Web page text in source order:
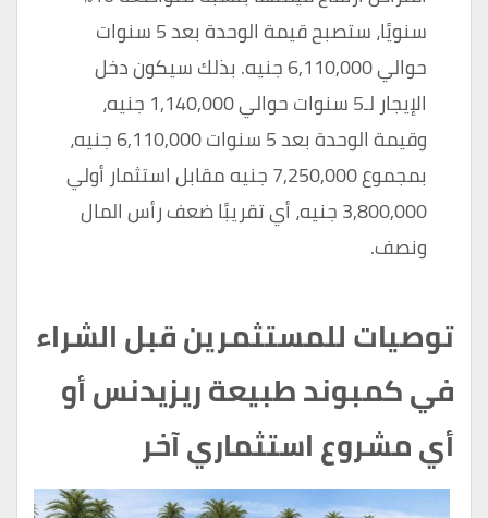
سنويًا، ستصبح قيمة الوحدة بعد 5 سنوات
حوالي 6,110,000 جنيه. بذلك سيكون دخل
الإيجار لـ5 سنوات حوالي 1,140,000 جنيه،
وقيمة الوحدة بعد 5 سنوات 6,110,000 جنيه،
بمجموع 7,250,000 جنيه مقابل استثمار أولي
3,800,000 جنيه، أي تقريبًا ضعف رأس المال
ونصف.
توصيات للمستثمرين قبل الشراء
في كمبوند طبيعة ريزيدنس أو
أي مشروع استثماري آخر